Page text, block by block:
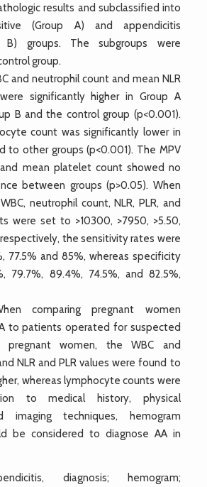
results and subclassified into
(Group A) and appendicitis
B) groups. The subgroups were
group.
and neutrophil count and mean NLR
significantly higher in Group A
B and the control group (p<0.001).
count was significantly lower in
to other groups (p<0.001). The MPV
mean platelet count showed no
between groups (p>0.05). When
neutrophil count, NLR, PLR, and
were set to >10300, >7950, >5.50,
respectively, the sensitivity rates were
77.5% and 85%, whereas specificity
79.7%, 89.4%, 74.5%, and 82.5%,
comparing pregnant women
to patients operated for suspected
pregnant women, the WBC and
NLR and PLR values were found to
whereas lymphocyte counts were
to medical history, physical
imaging techniques, hemogram
be considered to diagnose AA in
diagnosis; hemogram;